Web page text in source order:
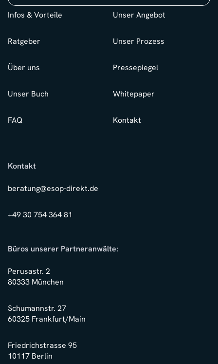
Infos & Vorteile Unser Angebot
Ratgeber Unser Prozess
Über uns Pressepiegel
Unser Buch Whitepaper
FAQ Kontakt
Kontakt
beratung@esop-direkt.de
+49 30 754 364 81
Büros unserer Partneranwälte:
Perusastr. 2
80333 München
Schumannstr. 27
60325 Frankfurt/Main
Friedrichstrasse 95
10117 Berlin